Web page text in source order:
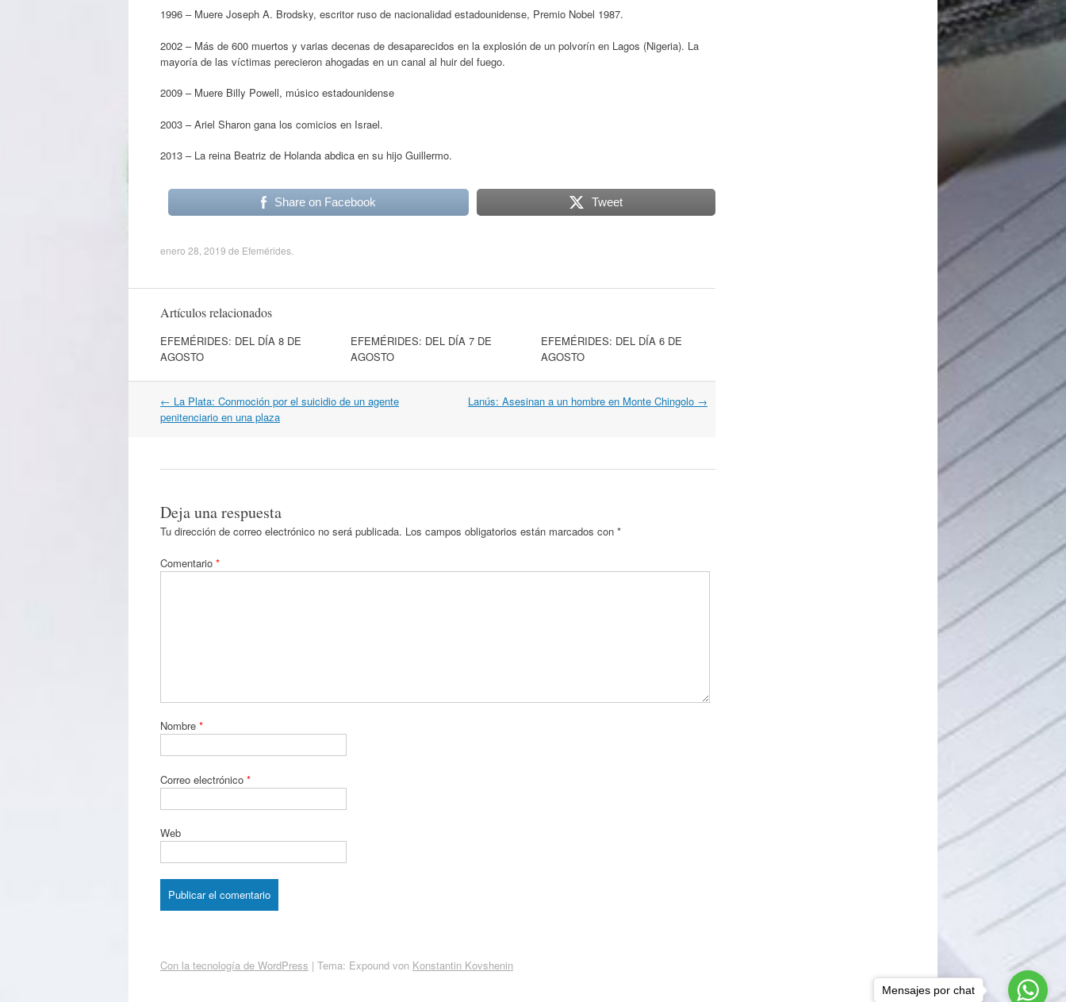
1996 – Muere Joseph A. Brodsky, escritor ruso de nacionalidad estadounidense, Premio Nobel 1987.
2002 – Más de 600 muertos y varias decenas de desaparecidos en la explosión de un polvorín en Lagos (Nigeria). La
mayoría de las víctimas perecieron ahogadas en un canal al huir del fuego.
2009 – Muere Billy Powell, músico estadounidense
2003 – Ariel Sharon gana los comicios en Israel.
2013 – La reina Beatriz de Holanda abdica en su hijo Guillermo.
Share on Facebook Tweet
enero 28, 2019 de Efemérides
Artículos relacionados
EFEMÉRIDES: DEL DÍA 8 DE
AGOSTO
EFEMÉRIDES: DEL DÍA 7 DE
AGOSTO
EFEMÉRIDES: DEL DÍA 6 DE
AGOSTO
Navegación
por
← La Plata: Conmoción por el suicidio de un agente
penitenciario en una plaza
Lanús: Asesinan a un hombre en Monte Chingolo →
Deja una respuesta
Tu dirección de correo electrónico no será publicada. Los campos obligatorios están marcados con *
Comentario *
Nombre *
Correo electrónico *
Web
Con la tecnología de WordPress | Tema: Expound von Konstantin Kovshenin
Mensajes por chat